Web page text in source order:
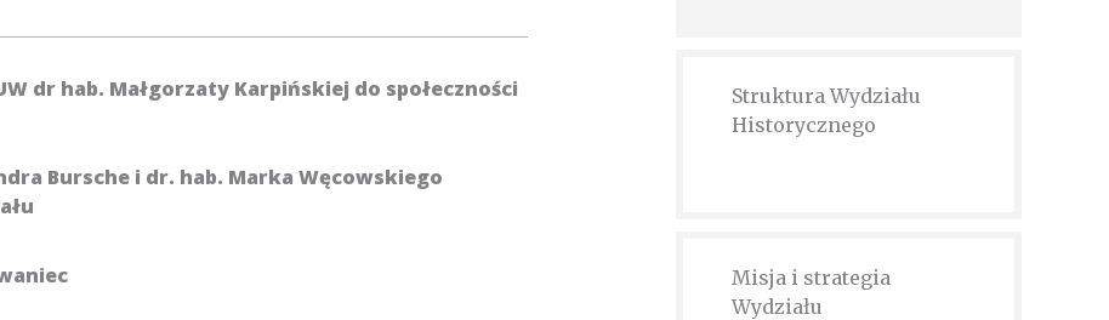
dr hab. Małgorzaty Karpińskiej do społeczności
Bursche i dr. hab. Marka Węcowskiego
Struktura Wydziału
Historycznego
Misja i strategia
Wydziału